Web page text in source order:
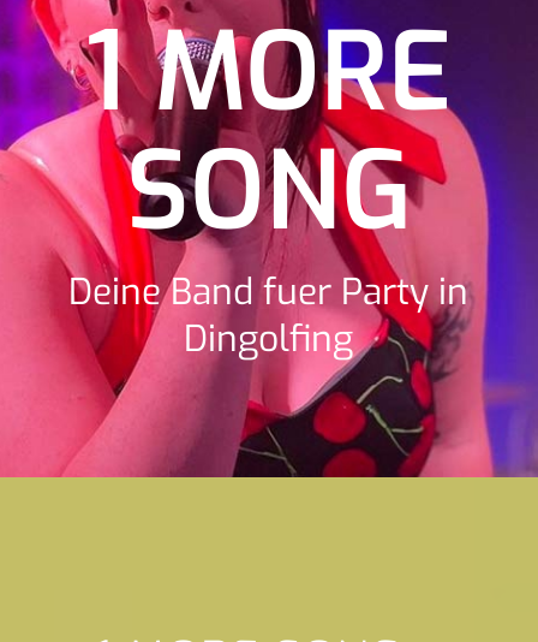
1 MORE
SONG
Deine Band fuer Party in
Dingolfing